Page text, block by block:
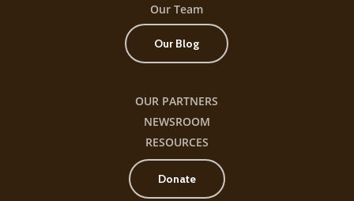
Our Team
Our Blog
OUR PARTNERS
NEWSROOM
RESOURCES
Donate